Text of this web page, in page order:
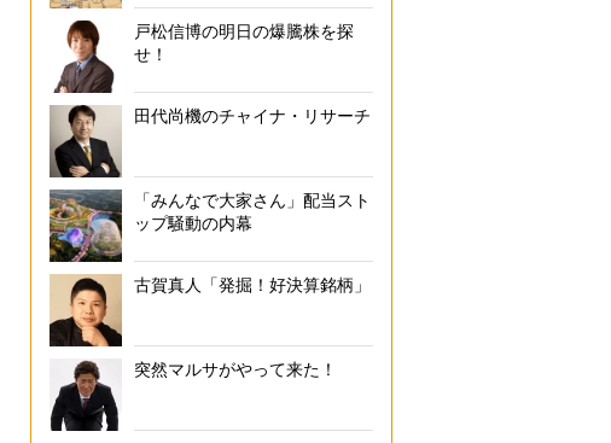
戸松信博の明日の爆騰株を探
せ！
田代尚機のチャイナ・リサーチ
「みんなで大家さん」配当スト
ップ騒動の内幕
古賀真人「発掘！好決算銘柄」
突然マルサがやって来た！